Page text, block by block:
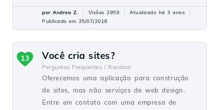
por Andrea Z. Visões 2959
Atualizado há 3 anos
Publicado em 25/07/2018
Você cria sites?
Perguntas Frequentes / Random
Oferecemos uma aplicação para construção
de sites, mas não serviços de web design.
Entre em contato com uma empresa de
13